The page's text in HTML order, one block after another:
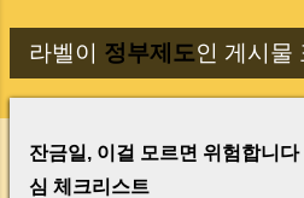
글
라벨이 정부제도인 게시물
잔금일, 이걸 모르면 위험합니
심 체크리스트